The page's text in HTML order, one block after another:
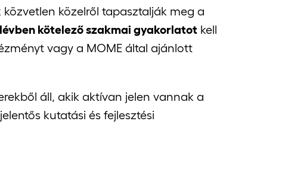
közelről tapasztalják meg a
kötelező szakmai gyakorlatot kell
vagy a MOME által ajánlott
áll, akik aktívan jelen vannak a
kutatási és fejlesztési